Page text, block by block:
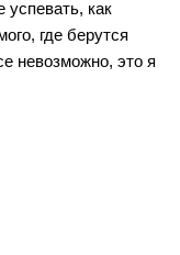
успевать, как
где берутся
невозможно, это я